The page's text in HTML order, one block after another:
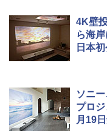
4K壁
ら海
日本
ソニ
プロ
月19